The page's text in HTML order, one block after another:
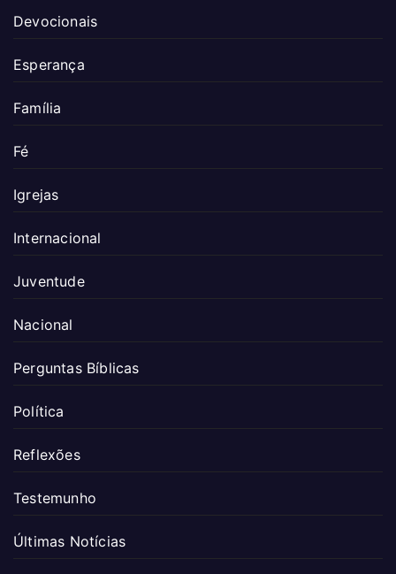
Devocionais
Esperança
Família
Fé
Igrejas
Internacional
Juventude
Nacional
Perguntas Bíblicas
Política
Reflexões
Testemunho
Últimas Notícias